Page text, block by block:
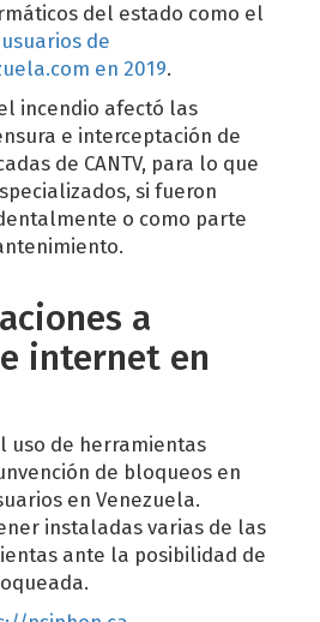
del estado como el
de
en 2019.
incendio afectó las
e interceptación de
de CANTV, para lo que
si fueron
o como parte
a
internet en
uso de herramientas
de bloqueos en
en Venezuela.
instaladas varias de las
ante la posibilidad de